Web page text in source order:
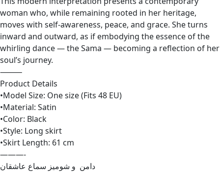
woman who, while remaining rooted in her heritage,
moves with self-awareness, peace, and grace. She turns
inward and outward, as if embodying the essence of the
whirling dance — the Sama — becoming a reflection of her
soul’s journey.
⸻
Product Details
•Model Size: One size (Fits 48 EU)
•Material: Satin
•Color: Black
•Style: Long skirt
•Skirt Length: 61 cm
———-
دامن و شومیز سماع عاشقان